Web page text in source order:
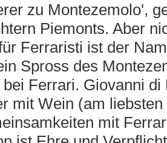
zu Montezemolo',
Piemonts. Aber
Ferraristi ist der
Spross des
Ferrari. Giovanni
mit Wein (am
mit